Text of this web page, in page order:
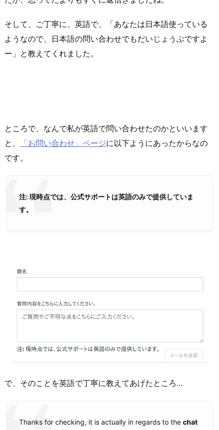
そして、ご丁寧に、英語で、「あなたは日本語使っている
ようなので、日本語の問い合わせでもだいじょうぶですよ
ー」と教えてくれました。
ところで、なんで私が英語で問い合わせたのかといいます
と、
「お問い合わせ」ページに以下ようにあったからなの
です。
注: 現時点では、公式サポートは英語のみで提供していま
す。
で、そのことを英語で丁寧に教えてあげたところ…
Thanks for checking, it is actually in regards to the chat